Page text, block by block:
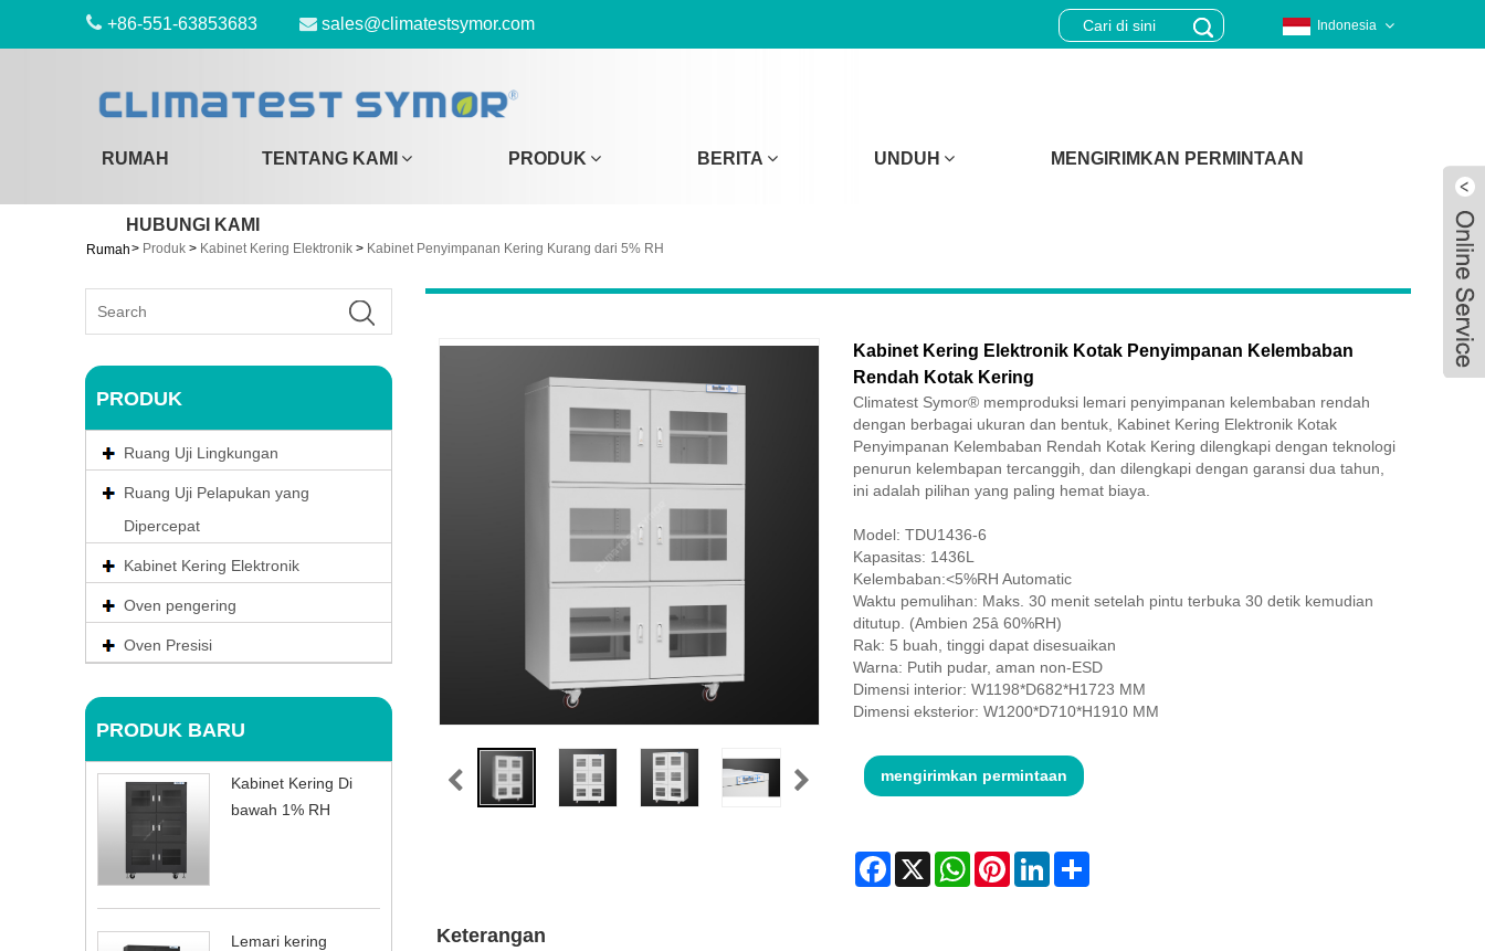
+86-551-63853683 sales@climatestsymor.com Indonesia
RUMAH TENTANG KAMI PRODUK BERITA UNDUH MENGIRIMKAN PERMINTAAN
HUBUNGI KAMI
Rumah> Produk > Kabinet Kering Elektronik > Kabinet Penyimpanan Kering Kurang dari 5% RH
PRODUK
Ruang Uji Lingkungan
Ruang Uji Pelapukan yang
Dipercepat
Kabinet Kering Elektronik
Oven pengering
Oven Presisi
PRODUK BARU
Kabinet Kering Di
bawah 1% RH
Lemari kering
Kabinet Kering Elektronik Kotak Penyimpanan Kelembaban
Rendah Kotak Kering
Climatest Symor® memproduksi lemari penyimpanan kelembaban rendah
dengan berbagai ukuran dan bentuk, Kabinet Kering Elektronik Kotak
Penyimpanan Kelembaban Rendah Kotak Kering dilengkapi dengan teknologi
penurun kelembapan tercanggih, dan dilengkapi dengan garansi dua tahun,
ini adalah pilihan yang paling hemat biaya.
Model: TDU1436-6
Kapasitas: 1436L
Kelembaban:<5%RH Automatic
Waktu pemulihan: Maks. 30 menit setelah pintu terbuka 30 detik kemudian
ditutup. (Ambien 25â 60%RH)
Rak: 5 buah, tinggi dapat disesuaikan
Warna: Putih pudar, aman non-ESD
Dimensi interior: W1198*D682*H1723 MM
Dimensi eksterior: W1200*D710*H1910 MM
mengirimkan permintaan
Facebook
X WhatsAppPinterestLinkedInShare
Keterangan